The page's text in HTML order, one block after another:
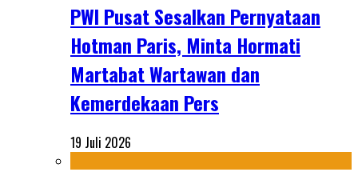
PWI Pusat Sesalkan Pernyataan
Hotman Paris, Minta Hormati
Martabat Wartawan dan
Kemerdekaan Pers
19 Juli 2026